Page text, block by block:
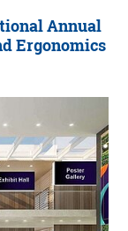
Annual
Ergonomics